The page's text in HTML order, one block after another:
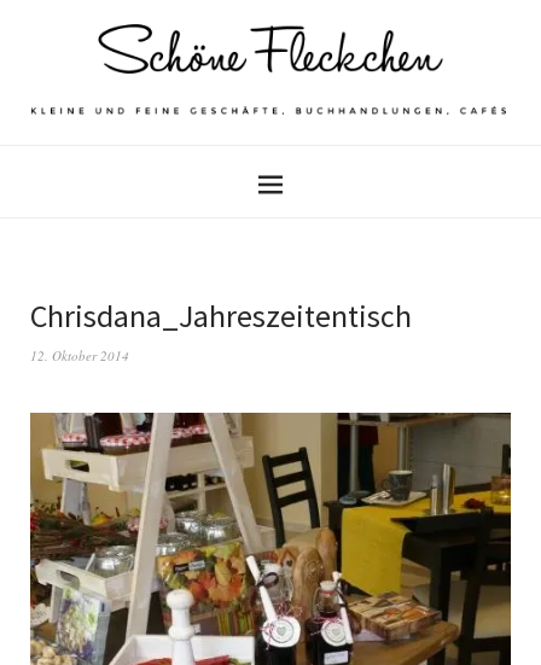
Chrisdana_Jahreszeitentisch
12. Oktober 2014